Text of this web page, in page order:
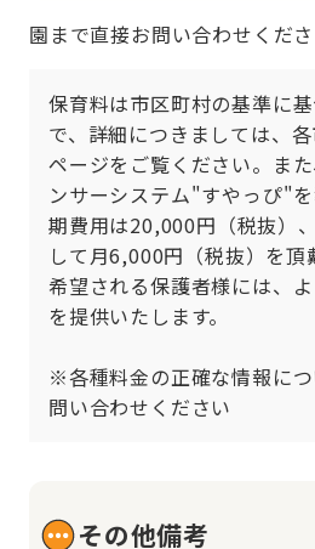
園まで直接お問い合わせくださ
保育料は市区町村の基準に
で、詳細につきましては、
ページをご覧ください。ま
ンサーシステム"すやっぴ"
期費用は20,000円（税抜）
して月6,000円（税抜）を頂
希望される保護者様には、
を提供いたします。
※各種料金の正確な情報に
問い合わせください
その他備考